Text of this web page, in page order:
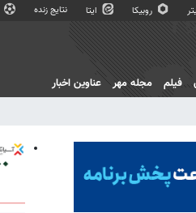
روبیکا ایتا نتایج زنده
فیلم مجله مهر عناوین اخبار